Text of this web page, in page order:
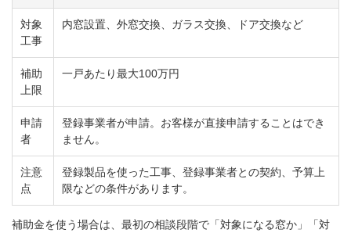
対象
工事
内窓設置、外窓交換、ガラス交換、ドア交換など
補助
上限
一戸あたり最大100万円
申請
者
登録事業者が申請。お客様が直接申請することはでき
ません。
注意
点
登録製品を使った工事、登録事業者との契約、予算上
限などの条件があります。
補助金を使う場合は、最初の相談段階で「対象になる窓か」「対